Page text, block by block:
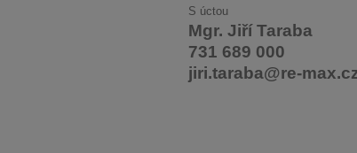
S úctou
Mgr. Jiří Taraba
731 689 000
jiri.taraba@re-